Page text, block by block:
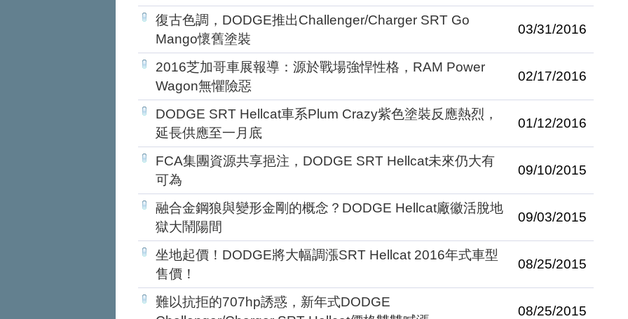
復古色調，DODGE推出Challenger/Charger SRT Go
Mango懷舊塗裝
03/31/2016
2016芝加哥車展報導：源於戰場強悍性格，RAM Power
Wagon無懼險惡
02/17/2016
DODGE SRT Hellcat車系Plum Crazy紫色塗裝反應熱烈，
延長供應至一月底
01/12/2016
FCA集團資源共享挹注，DODGE SRT Hellcat未來仍大有
可為
09/10/2015
融合金鋼狼與變形金剛的概念？DODGE Hellcat廠徽活脫地
獄大鬧陽間
09/03/2015
坐地起價！DODGE將大幅調漲SRT Hellcat 2016年式車型
售價！
08/25/2015
難以抗拒的707hp誘惑，新年式DODGE
08/25/2015